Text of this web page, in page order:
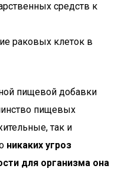
средств к
раковых клеток в
пищевой добавки
пищевых
так и
никаких угроз
для организма она